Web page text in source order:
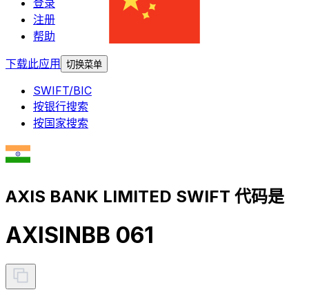
登录
注册
帮助
下载此应用
切换菜单
SWIFT/BIC
按银行搜索
按国家搜索
AXIS BANK LIMITED SWIFT 代码是
AXISINBB 061